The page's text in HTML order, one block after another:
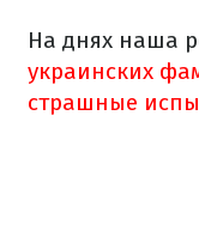
На днях наша
украинских
страшные